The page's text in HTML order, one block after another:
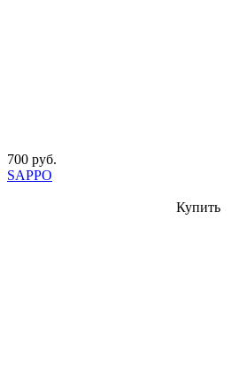
700 руб.
SAPPO
Купить